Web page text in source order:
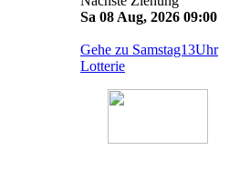
Sa 08 Aug, 2026 09:00
Gehe zu Samstag13Uhr
Lotterie